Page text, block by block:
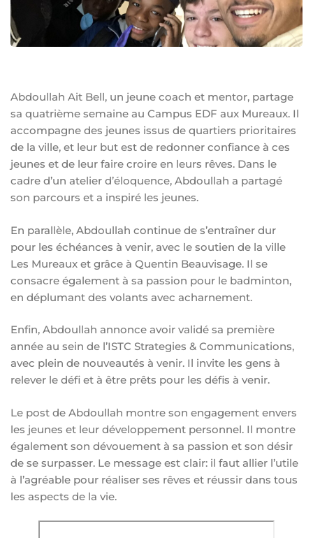
Abdoullah Ait Bell, un jeune coach et mentor, partage
sa quatrième semaine au Campus EDF aux Mureaux. Il
accompagne des jeunes issus de quartiers prioritaires
de la ville, et leur but est de redonner confiance à ces
jeunes et de leur faire croire en leurs rêves. Dans le
cadre d’un atelier d’éloquence, Abdoullah a partagé
son parcours et a inspiré les jeunes.
En parallèle, Abdoullah continue de s’entraîner dur
pour les échéances à venir, avec le soutien de la ville
Les Mureaux et grâce à Quentin Beauvisage. Il se
consacre également à sa passion pour le badminton,
en déplumant des volants avec acharnement.
Enfin, Abdoullah annonce avoir validé sa première
année au sein de l’ISTC Strategies & Communications,
avec plein de nouveautés à venir. Il invite les gens à
relever le défi et à être prêts pour les défis à venir.
Le post de Abdoullah montre son engagement envers
les jeunes et leur développement personnel. Il montre
également son dévouement à sa passion et son désir
de se surpasser. Le message est clair: il faut allier l’utile
à l’agréable pour réaliser ses rêves et réussir dans tous
les aspects de la vie.